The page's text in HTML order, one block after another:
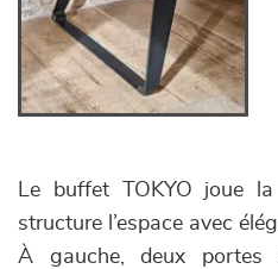
Le buffet TOKYO joue
structure l’espace avec
À gauche, deux portes